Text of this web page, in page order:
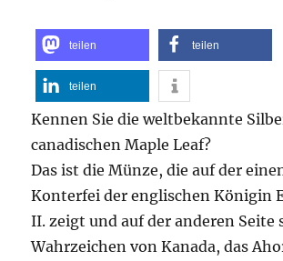
teilen teilen
teilen
Kennen Sie die weltbekannte
canadischen Maple Leaf?
Das ist die Münze, die auf der
Konterfei der englischen Königin
II. zeigt und auf der anderen Seite
Wahrzeichen von Kanada, das